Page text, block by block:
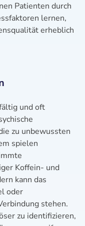
Patienten durch
lernen,
erheblich
und oft
zu unbewussten
spielen
Koffein- und
kann das
oder
stehen.
zu identifizieren,